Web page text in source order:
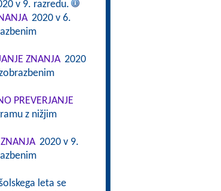
v 9. razredu.
2020 v 6.
ZNANJA 2020
PREVERJANJE
z nižjim
2020 v 9.
leta se